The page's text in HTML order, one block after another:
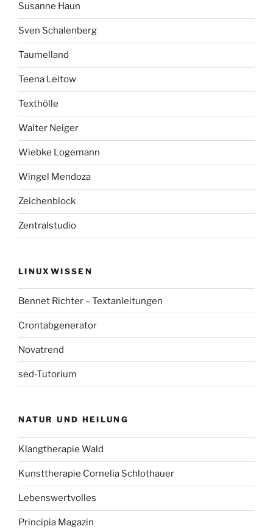
Susanne Haun
Sven Schalenberg
Taumelland
Teena Leitow
Texthölle
Walter Neiger
Wiebke Logemann
Wingel Mendoza
Zeichenblock
Zentralstudio
LINUXWISSEN
Bennet Richter – Textanleitungen
Crontabgenerator
Novatrend
sed-Tutorium
NATUR UND HEILUNG
Klangtherapie Wald
Kunsttherapie Cornelia Schlothauer
Lebenswertvolles
Principia Magazin